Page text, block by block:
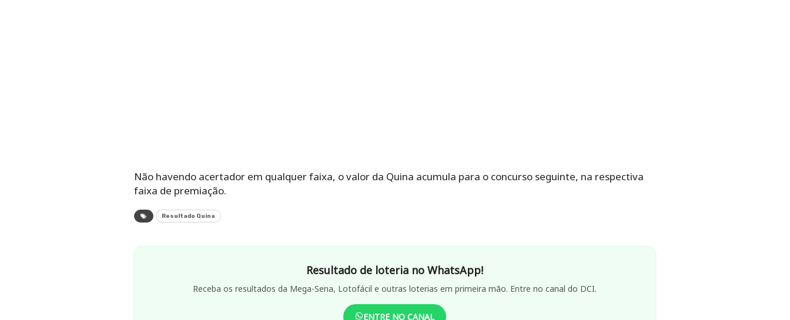
Não havendo acertador em qualquer faixa, o valor da Quina acumula para o concurso seguinte, na respectiva
faixa de premiação.
Resultado Quina
Resultado de loteria no WhatsApp!
Receba os resultados da Mega-Sena, Lotofácil e outras loterias em primeira mão. Entre no canal do DCI.
ENTRE NO CANAL